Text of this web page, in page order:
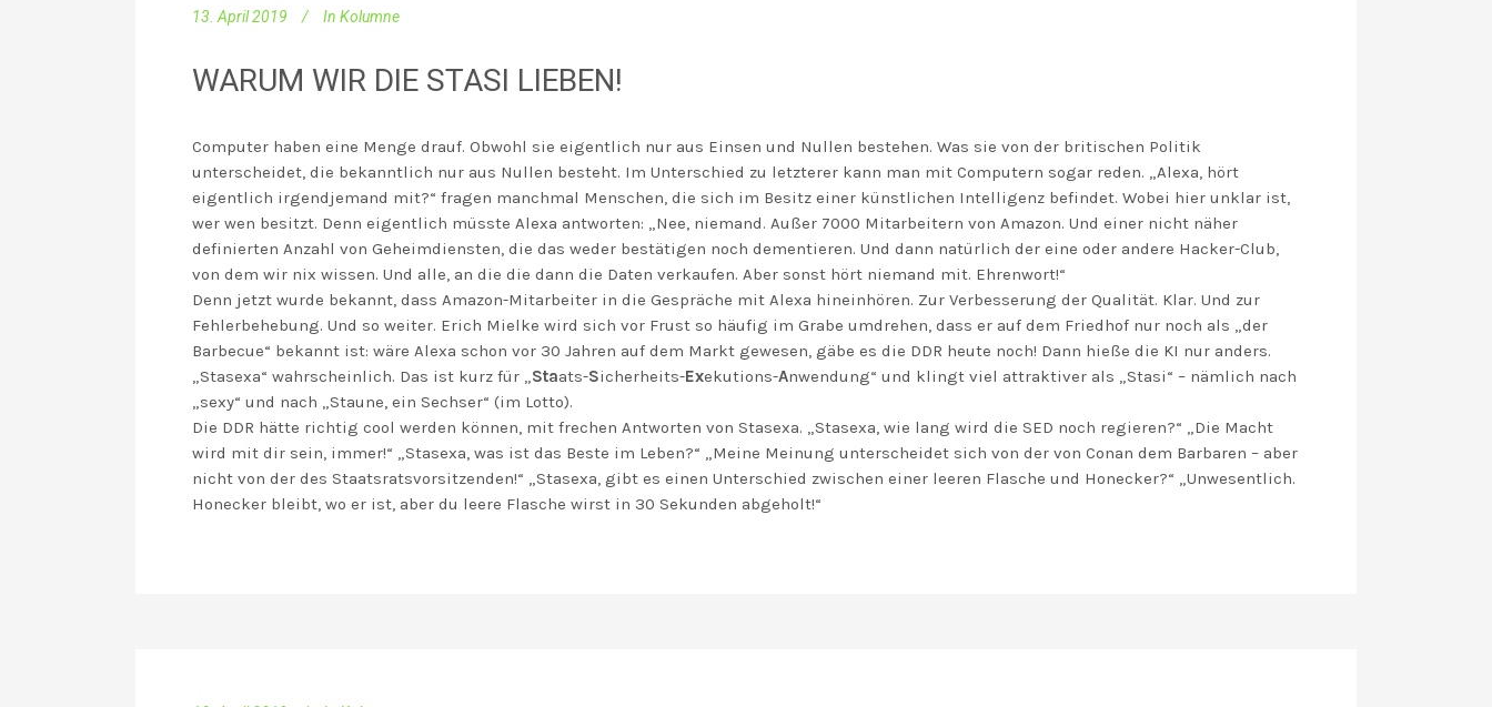
13. April 2019 In Kolumne
WARUM WIR DIE STASI LIEBEN!
Computer haben eine Menge drauf. Obwohl sie eigentlich nur aus Einsen und Nullen bestehen. Was sie von der britischen Politik
unterscheidet, die bekanntlich nur aus Nullen besteht. Im Unterschied zu letzterer kann man mit Computern sogar reden. „Alexa, hört
eigentlich irgendjemand mit?“ fragen manchmal Menschen, die sich im Besitz einer künstlichen Intelligenz befindet. Wobei hier unklar ist,
wer wen besitzt. Denn eigentlich müsste Alexa antworten: „Nee, niemand. Außer 7000 Mitarbeitern von Amazon. Und einer nicht näher
definierten Anzahl von Geheimdiensten, die das weder bestätigen noch dementieren. Und dann natürlich der eine oder andere Hacker-Club,
von dem wir nix wissen. Und alle, an die die dann die Daten verkaufen. Aber sonst hört niemand mit. Ehrenwort!“
Denn jetzt wurde bekannt, dass Amazon-Mitarbeiter in die Gespräche mit Alexa hineinhören. Zur Verbesserung der Qualität. Klar. Und zur
Fehlerbehebung. Und so weiter. Erich Mielke wird sich vor Frust so häufig im Grabe umdrehen, dass er auf dem Friedhof nur noch als „der
Barbecue“ bekannt ist: wäre Alexa schon vor 30 Jahren auf dem Markt gewesen, gäbe es die DDR heute noch! Dann hieße die KI nur anders.
„Stasexa“ wahrscheinlich. Das ist kurz für „Staats-Sicherheits-Exekutions-Anwendung“ und klingt viel attraktiver als „Stasi“ – nämlich nach
„sexy“ und nach „Staune, ein Sechser“ (im Lotto).
Die DDR hätte richtig cool werden können, mit frechen Antworten von Stasexa. „Stasexa, wie lang wird die SED noch regieren?“ „Die Macht
wird mit dir sein, immer!“ „Stasexa, was ist das Beste im Leben?“ „Meine Meinung unterscheidet sich von der von Conan dem Barbaren – aber
nicht von der des Staatsratsvorsitzenden!“ „Stasexa, gibt es einen Unterschied zwischen einer leeren Flasche und Honecker?“ „Unwesentlich.
Honecker bleibt, wo er ist, aber du leere Flasche wirst in 30 Sekunden abgeholt!“